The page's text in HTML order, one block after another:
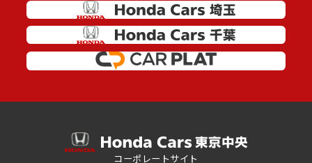
コーポレートサイト